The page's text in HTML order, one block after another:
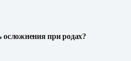
при родах?